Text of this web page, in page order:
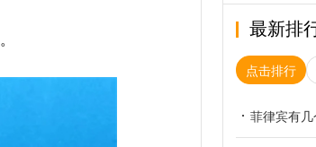
最新排
点击排行
菲律宾有